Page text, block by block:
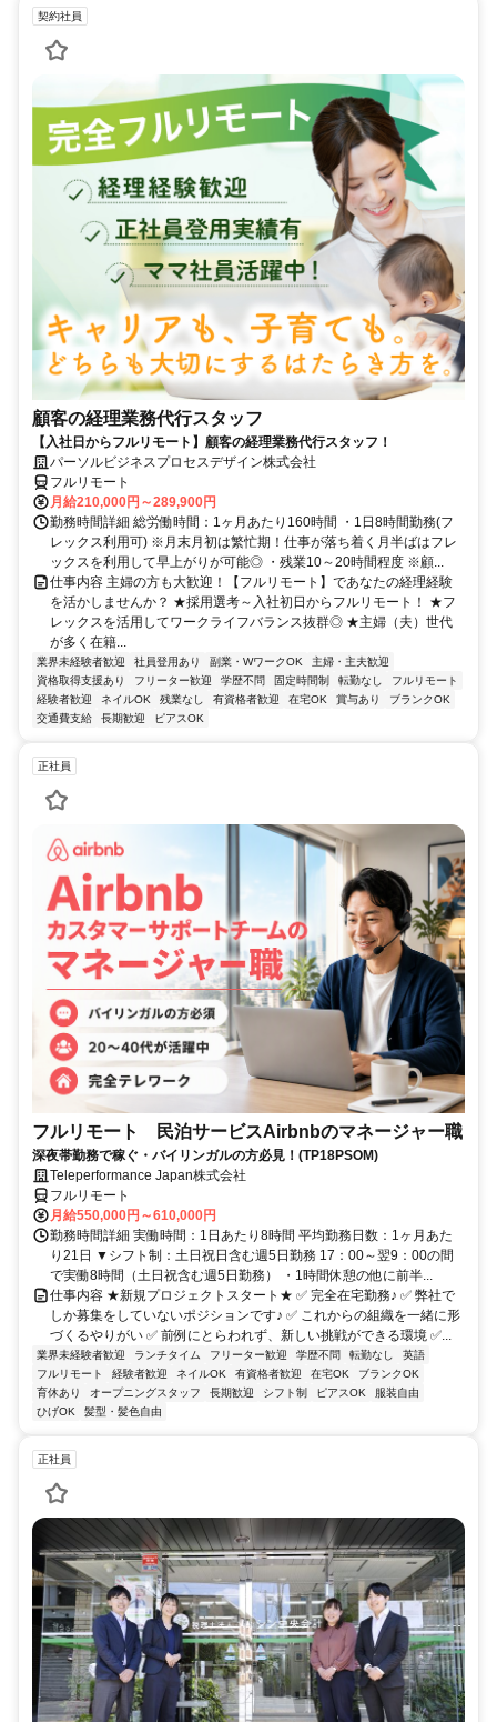
契約社員
顧客の経理業務代行スタッフ
【入社日からフルリモート】顧客の経理業務代行スタッフ！
パーソルビジネスプロセスデザイン株式会社
フルリモート
月給210,000円～289,900円
勤務時間詳細 総労働時間：1ヶ月あたり160時間 ・1日8時間勤務(フ
レックス利用可) ※月末月初は繁忙期！仕事が落ち着く月半ばはフレ
ックスを利用して早上がりが可能◎ ・残業10～20時間程度 ※顧...
仕事内容 主婦の方も大歓迎！【フルリモート】であなたの経理経験
を活かしませんか？ ★採用選考～入社初日からフルリモート！ ★フ
レックスを活用してワークライフバランス抜群◎ ★主婦（夫）世代
が多く在籍...
業界未経験者歓迎 社員登用あり 副業・WワークOK
主婦・主夫歓迎
資格取得支援あり
フリーター歓迎 学歴不問 固定時間制 転勤なし
フルリモート
経験者歓迎
ネイルOK 残業なし 有資格者歓迎 在宅OK 賞与あり
ブランクOK
交通費支給
長期歓迎 ピアスOK
正社員
フルリモート 民泊サービスAirbnbのマネージャー職
深夜帯勤務で稼ぐ・バイリンガルの方必見！(TP18PSOM)
Teleperformance Japan株式会社
フルリモート
月給550,000円～610,000円
勤務時間詳細 実働時間：1日あたり8時間 平均勤務日数：1ヶ月あた
り21日 ▼シフト制：土日祝日含む週5日勤務 17：00～翌9：00の間
で実働8時間（土日祝含む週5日勤務） ・1時間休憩の他に前半...
仕事内容 ★新規プロジェクトスタート★ ✅ 完全在宅勤務♪ ✅ 弊社で
しか募集をしていないポジションです♪ ✅ これからの組織を一緒に形
づくるやりがい ✅ 前例にとらわれず、新しい挑戦ができる環境 ✅...
業界未経験者歓迎 ランチタイム フリーター歓迎 学歴不問 転勤なし
英語
フルリモート
経験者歓迎 ネイルOK 有資格者歓迎 在宅OK
ブランクOK
育休あり
オープニングスタッフ 長期歓迎 シフト制 ピアスOK
服装自由
ひげOK
髪型・髪色自由
正社員